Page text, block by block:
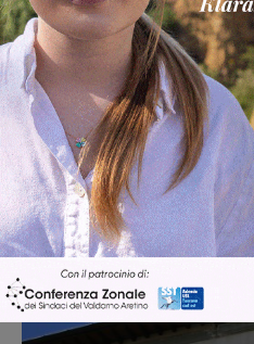
Articolo precedente
Valdarno Football Club: presentati i
nuovi vertici della società. Gran serata
domenica 16 settembre
Ultime Notizie